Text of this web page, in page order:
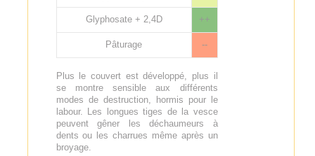
Glyphosate + 2,4D ++
Pâturage --
Plus le couvert est développé, plus il
se montre sensible aux différents
modes de destruction, hormis pour le
labour. Les longues tiges de la vesce
peuvent gêner les déchaumeurs à
dents ou les charrues même après un
broyage.